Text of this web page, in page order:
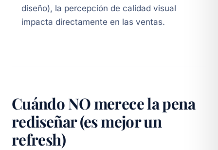
diseño), la percepción de calidad visual
impacta directamente en las ventas.
Cuándo NO merece la pena
rediseñar (es mejor un
refresh)